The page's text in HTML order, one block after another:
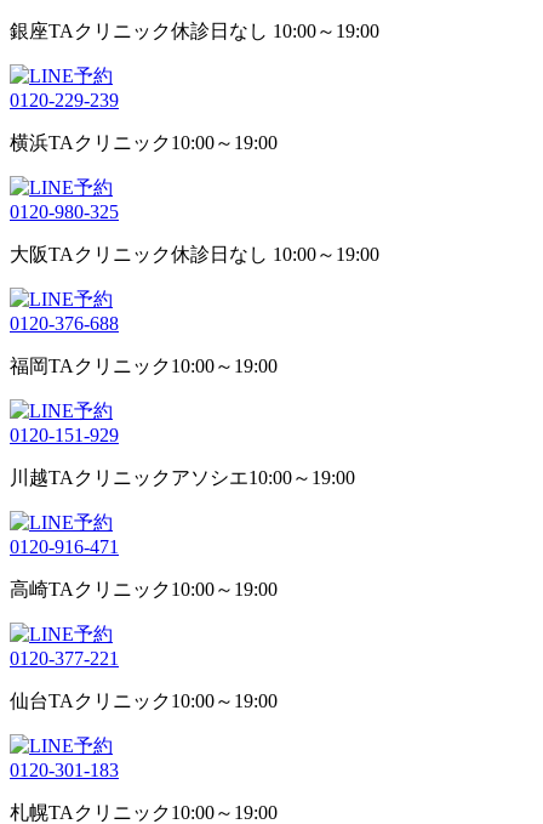
銀座TAクリニック休診日なし 10:00～19:00
0120-229-239
横浜TAクリニック10:00～19:00
0120-980-325
大阪TAクリニック休診日なし 10:00～19:00
0120-376-688
福岡TAクリニック10:00～19:00
0120-151-929
川越TAクリニックアソシエ10:00～19:00
0120-916-471
高崎TAクリニック10:00～19:00
0120-377-221
仙台TAクリニック10:00～19:00
0120-301-183
札幌TAクリニック10:00～19:00